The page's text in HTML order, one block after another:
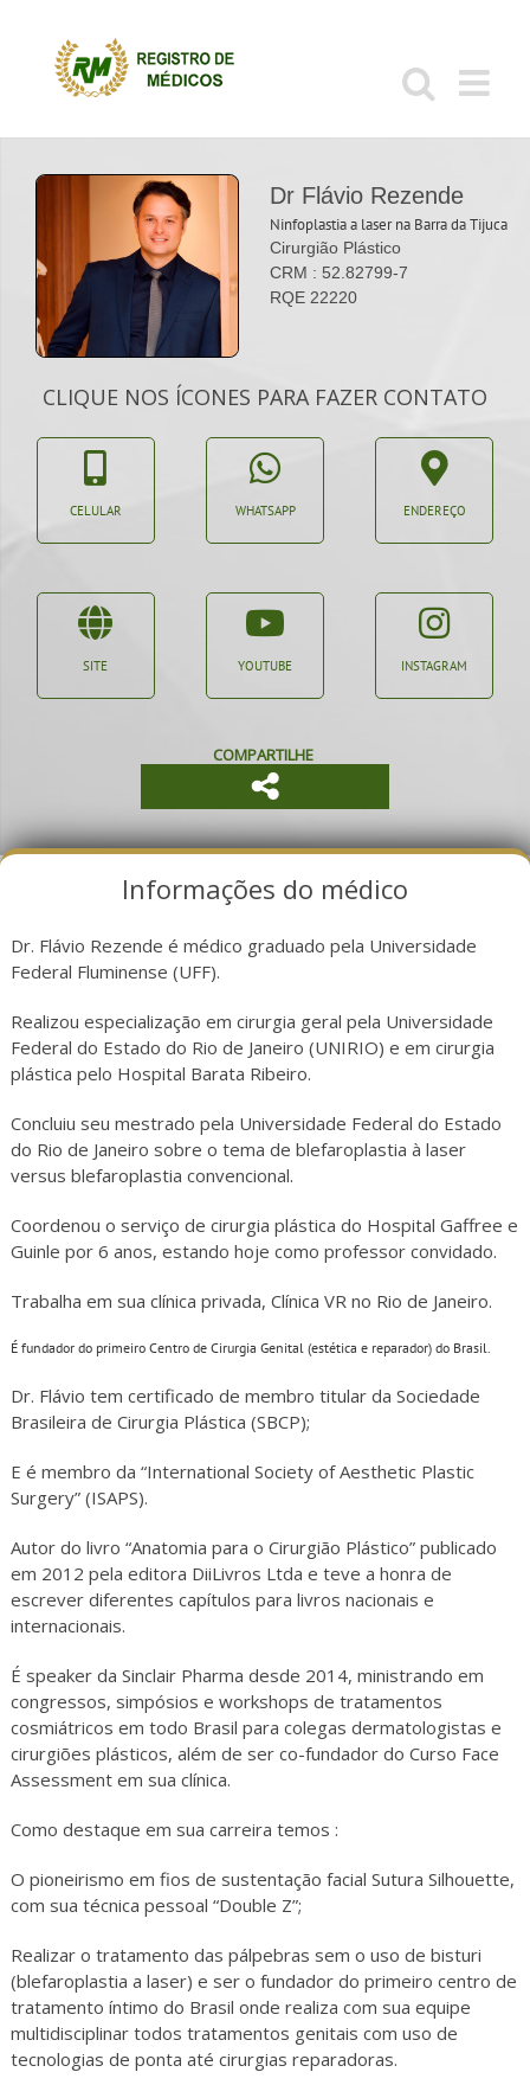
conteúdo
Dr Flávio Rezende
Ninfoplastia a laser na Barra da Tijuca
Cirurgião Plástico
CRM : 52.82799-7
RQE 22220
CLIQUE NOS ÍCONES PARA FAZER CONTATO
CELULAR WHATSAPP ENDEREÇO
SITE YOUTUBE INSTAGRAM
COMPARTILHE
Informações do médico
Dr. Flávio Rezende é médico graduado pela Universidade
Federal Fluminense (UFF).
Realizou especialização em cirurgia geral pela Universidade
Federal do Estado do Rio de Janeiro (UNIRIO) e em cirurgia
plástica pelo Hospital Barata Ribeiro.
Concluiu seu mestrado pela Universidade Federal do Estado
do Rio de Janeiro sobre o tema de blefaroplastia à laser
versus blefaroplastia convencional.
Coordenou o serviço de cirurgia plástica do Hospital Gaffree e
Guinle por 6 anos, estando hoje como professor convidado.
Trabalha em sua clínica privada, Clínica VR no Rio de Janeiro.
É fundador do primeiro Centro de Cirurgia Genital (estética e reparador) do Brasil.
Dr. Flávio tem certificado de membro titular da Sociedade
Brasileira de Cirurgia Plástica (SBCP);
E é membro da “International Society of Aesthetic Plastic
Surgery” (ISAPS).
Autor do livro “Anatomia para o Cirurgião Plástico” publicado
em 2012 pela editora DiiLivros Ltda e teve a honra de
escrever diferentes capítulos para livros nacionais e
internacionais.
É speaker da Sinclair Pharma desde 2014, ministrando em
congressos, simpósios e workshops de tratamentos
cosmiátricos em todo Brasil para colegas dermatologistas e
cirurgiões plásticos, além de ser co-fundador do Curso Face
Assessment em sua clínica.
Como destaque em sua carreira temos :
O pioneirismo em fios de sustentação facial Sutura Silhouette,
com sua técnica pessoal “Double Z”;
Realizar o tratamento das pálpebras sem o uso de bisturi
(blefaroplastia a laser) e ser o fundador do primeiro centro de
tratamento íntimo do Brasil onde realiza com sua equipe
multidisciplinar todos tratamentos genitais com uso de
tecnologias de ponta até cirurgias reparadoras.